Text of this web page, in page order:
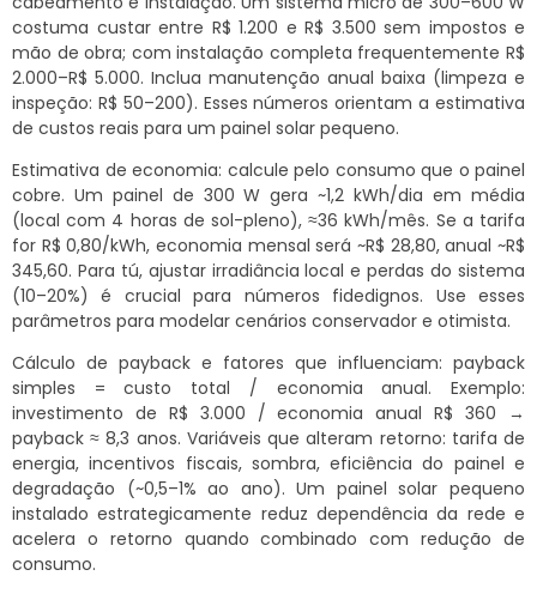
costuma custar entre R$ 1.200 e R$ 3.500 sem impostos e
mão de obra; com instalação completa frequentemente R$
2.000–R$ 5.000. Inclua manutenção anual baixa (limpeza e
inspeção: R$ 50–200). Esses números orientam a estimativa
de custos reais para um painel solar pequeno.
Estimativa de economia: calcule pelo consumo que o painel
cobre. Um painel de 300 W gera ~1,2 kWh/dia em média
(local com 4 horas de sol-pleno), ≈36 kWh/mês. Se a tarifa
for R$ 0,80/kWh, economia mensal será ~R$ 28,80, anual ~R$
345,60. Para tú, ajustar irradiância local e perdas do sistema
(10–20%) é crucial para números fidedignos. Use esses
parâmetros para modelar cenários conservador e otimista.
Cálculo de payback e fatores que influenciam: payback
simples = custo total / economia anual. Exemplo:
investimento de R$ 3.000 / economia anual R$ 360 →
payback ≈ 8,3 anos. Variáveis que alteram retorno: tarifa de
energia, incentivos fiscais, sombra, eficiência do painel e
degradação (~0,5–1% ao ano). Um painel solar pequeno
instalado estrategicamente reduz dependência da rede e
acelera o retorno quando combinado com redução de
consumo.